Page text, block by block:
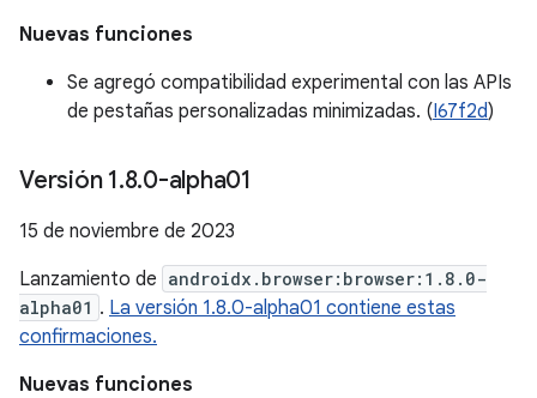
Nuevas funciones
Se agregó compatibilidad experimental con las APIs
de pestañas personalizadas minimizadas. (I67f2d)
Versión 1.8.0-alpha01
15 de noviembre de 2023
Lanzamiento de androidx.browser:browser:1.8.0-
alpha01 . La versión 1.8.0-alpha01 contiene estas
confirmaciones.
Nuevas funciones